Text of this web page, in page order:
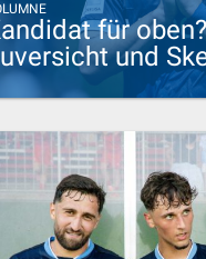
für
und